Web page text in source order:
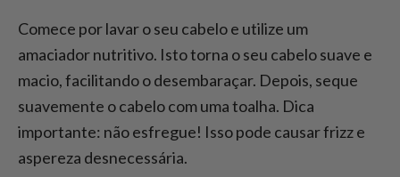
Comece por lavar o seu cabelo e utilize um
amaciador nutritivo. Isto torna o seu cabelo suave e
macio, facilitando o desembaraçar. Depois, seque
suavemente o cabelo com uma toalha. Dica
importante: não esfregue! Isso pode causar frizz e
aspereza desnecessária.